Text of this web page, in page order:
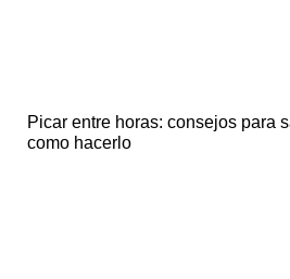
Picar entre horas: consejos para
como hacerlo